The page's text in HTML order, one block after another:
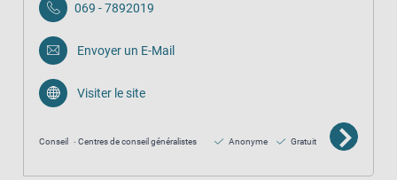
069 - 7892019
Envoyer un E-Mail
Visiter le site
Conseil Centres de conseil généralistes Anonyme Gratuit